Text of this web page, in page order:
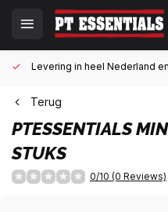
Levering in heel Nederland
Terug
PTESSENTIALS
STUKS
0/10 (0 Reviews)